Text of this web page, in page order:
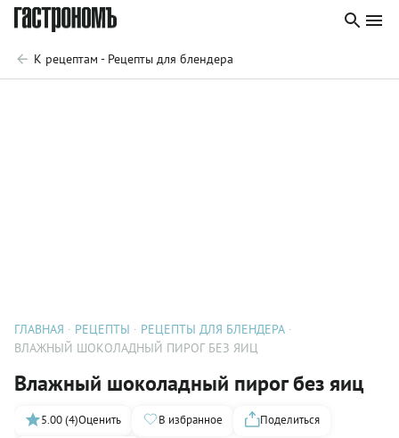
К рецептам - Рецепты для блендера
ГЛАВНАЯ РЕЦЕПТЫ
РЕЦЕПТЫ ДЛЯ БЛЕНДЕРА
ВЛАЖНЫЙ ШОКОЛАДНЫЙ ПИРОГ БЕЗ ЯИЦ
Влажный шоколадный пирог без яиц
5.00 (4)Оценить В избранное
Поделиться